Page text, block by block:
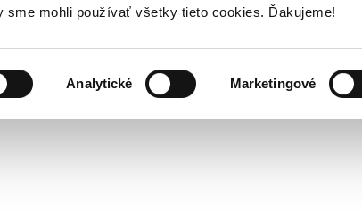
mohli používať všetky tieto cookies. Ďakujeme!
Analytické Marketingové